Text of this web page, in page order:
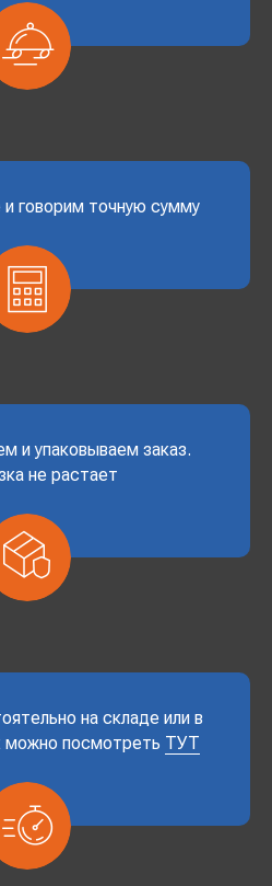
говорим точную сумму
и упаковываем заказ.
не растает
на складе или в
можно посмотреть ТУТ